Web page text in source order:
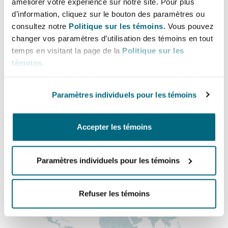
d’information, cliquez sur le bouton des paramètres ou
consultez notre Politique sur les témoins. Vous pouvez
changer vos paramètres d’utilisation des témoins en tout
temps en visitant la page de la Politique sur les
témoins
Paramètres individuels pour les témoins
Accepter les témoins
Paramètres individuels pour les témoins
Refuser les témoins
Entretien, réparation et
Satellites et espace
Couverture d’assurance
Risques politiques et crédit
Responsabilité du fabricant
produits
Assurance biens
County
The St Botolph Building
+1 604 408-2023
michael.williams@clydeco.ca
Bureau principal
Vancouver
+1 604 684-0727
+1 604 684-7094
Régions couvertes